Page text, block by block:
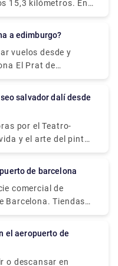
retiro con nuestro
inmersiva,
los otros sitios
15,3 kilómetros. En
aproximadamente
más conveniente
su barco. Para
fácil y cómodo,
a edimburgo?
vuelos desde y
El Prat de
de la ciudad. Ryan
por el Teatro-
y el arte del pintor
Salvador Dalí.
paredes del
Figueres, usted
las 1500 obras
y el museo, que
su inauguración
sobre las
de Figueres, se
de barcelona
comercial de
Barcelona. Tiendas
de
lujo, e incluso
o descansar en